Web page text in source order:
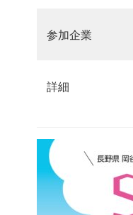
参加企業
詳細